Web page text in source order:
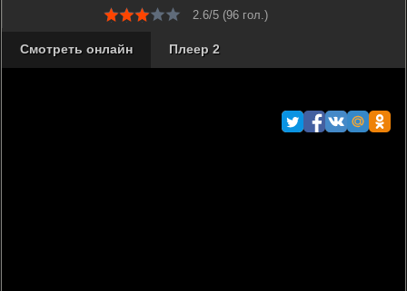
2.6/5 (96 гол.)
Смотреть онлайн Плеер 2